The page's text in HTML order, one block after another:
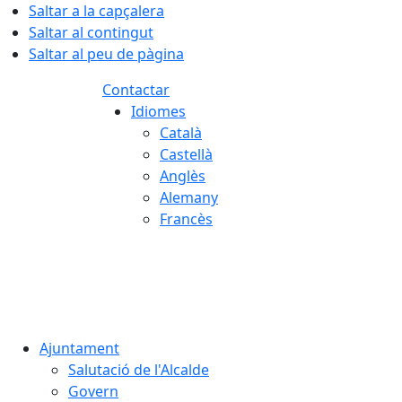
Saltar a la capçalera
Saltar al contingut
Saltar al peu de pàgina
Contactar
Idiomes
Català
Castellà
Anglès
Alemany
Francès
Ajuntament
Salutació de l'Alcalde
Govern